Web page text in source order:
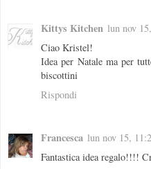
Kittys Kitchen lun nov
Ciao Kristel!
Idea per Natale ma per
biscottini
Rispondi
Francesca lun nov 15,
Fantastica idea regalo!!!!